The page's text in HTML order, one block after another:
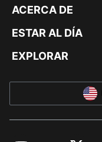
ACERCA DE
ESTAR AL DÍA
EXPLORAR